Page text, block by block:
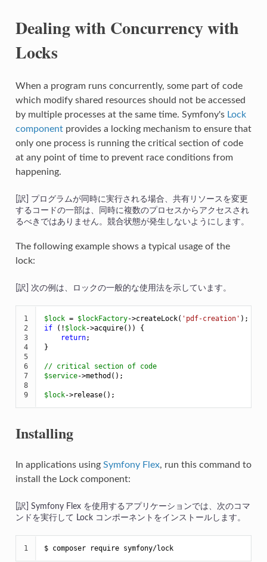
Dealing with Concurrency with
Locks
When a program runs concurrently, some part of code
which modify shared resources should not be accessed
by multiple processes at the same time. Symfony's Lock
componentprovides a locking mechanism to ensure that
only one process is running the critical section of code
at any point of time to prevent race conditions from
happening.
プログラムが同時に実行される場合、共有リソースを変更
するコードの一部は、同時に複数のプロセスからアクセスされ
るべきではありません。競合状態が発生しないようにします。
The following example shows a typical usage of the
lock:
次の例は、ロックの一般的な使用法を示しています。
1
2
3
4
5
6
7
8
9
$lock = $lockFactory->createLock( 'pdf-creation'
if (! $lock->acquire()) {
return;
}
// critical section of code
$service->method();
$lock->release();
Installing
In applications using Symfony Flex, run this command to
install the Lock component:
Symfony Flex を使用するアプリケーションでは、次のコマ
ンドを実行して Lock コンポーネントをインストールします。
1 $ composer require symfony/lock